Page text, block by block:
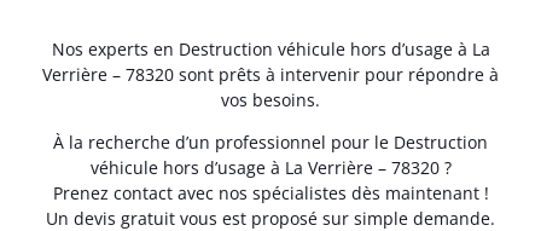
Nos experts en Destruction véhicule hors d’usage à La
Verrière – 78320 sont prêts à intervenir pour répondre à
vos besoins.
À la recherche d’un professionnel pour le Destruction
véhicule hors d’usage à La Verrière – 78320 ?
Prenez contact avec nos spécialistes dès maintenant !
Un devis gratuit vous est proposé sur simple demande.